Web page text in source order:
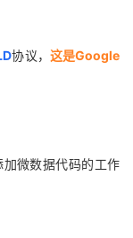
协议， 这是Google
微数据代码的工作